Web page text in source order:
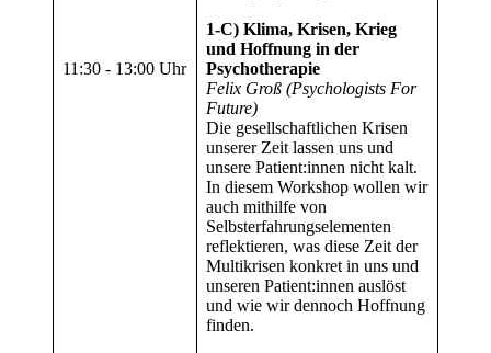
11:30 ‑ 13:00 Uhr
1-C) Klima, Krisen, Krieg
und Hoffnung in der
Psychotherapie
Felix Groß (Psychologists For
Future)
Die gesellschaftlichen Krisen
unserer Zeit lassen uns und
unsere Patient:innen nicht kalt.
In diesem Workshop wollen wir
auch mithilfe von
Selbsterfahrungselementen
reflektieren, was diese Zeit der
Multikrisen konkret in uns und
unseren Patient:innen auslöst
und wie wir dennoch Hoffnung
finden.